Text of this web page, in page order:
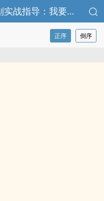
创业能力与职业生涯规划实战指导：我要当老板
正序 倒序